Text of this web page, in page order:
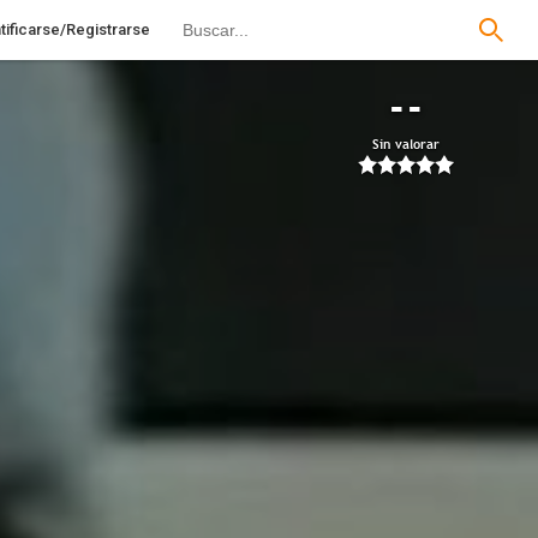
Registrarse
--
Sin valorar